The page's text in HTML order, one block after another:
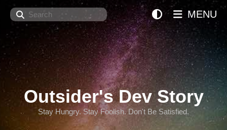
Search
Outsider's Dev Story
Stay Hungry. Stay Foolish. Don't Be Satisfied.
MENU